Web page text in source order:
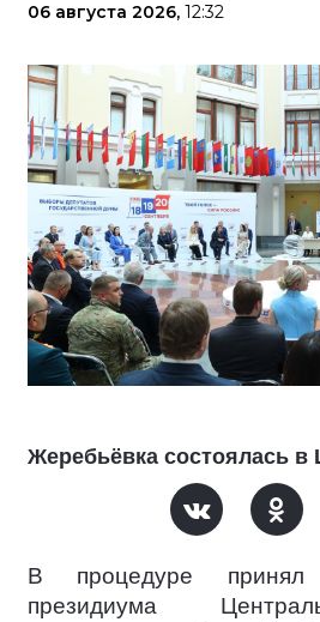
06 августа 2026, 12:32
Жеребьёвка состоялась в
В процедуре принял
президиума